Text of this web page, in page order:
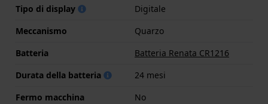
Tipo di display
Digitale
Meccanismo
Quarzo
Batteria
Batteria Renata CR1216
Durata della batteria
24 mesi
Fermo macchina
No